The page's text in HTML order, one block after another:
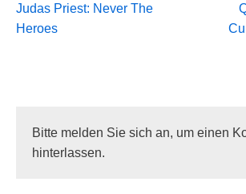
Judas Priest: Never The
Heroes
Bitte melden Sie sich an, um einen
hinterlassen.